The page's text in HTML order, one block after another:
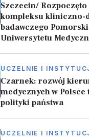
Szczecin/ Rozpoczęto
kompleksu kliniczno-
badawczego
Uniwersytetu
UCZELNIE I
Czarnek: rozwój
medycznych w
polityki państwa
UCZELNIE I